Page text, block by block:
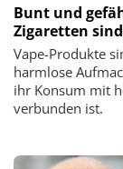
Bunt und
Zigaretten
Vape-Produkte
harmlose
ihr Konsum mit
verbunden ist.